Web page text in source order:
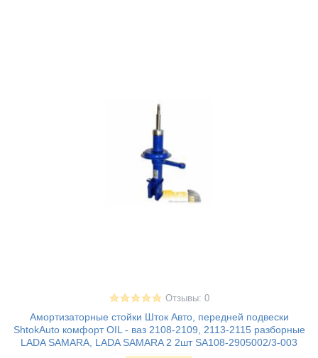
Отзывы: 0
Амортизаторные стойки Шток Авто, передней подвески
ShtokAuto комфорт OIL - ваз 2108-2109, 2113-2115 разборные
LADA SAMARA, LADA SAMARA 2 2шт SA108-2905002/3-003